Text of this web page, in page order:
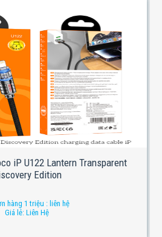
iP U122 Lantern Transparent
Edition
hàng 1 triệu : liên hệ
Giá lẻ: Liên Hệ